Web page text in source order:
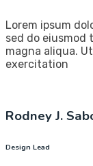
Lorem ipsum
sed do eiusmod
magna aliqua.
exercitation
Rodney J.
Design Lead